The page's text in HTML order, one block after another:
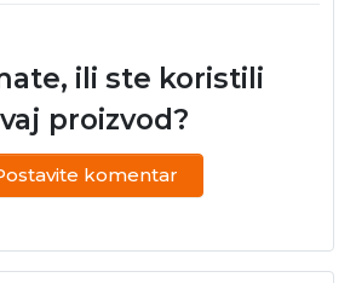
ili ste koristili
proizvod?
komentar